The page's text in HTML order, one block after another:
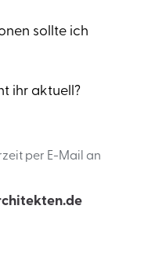
sollte ich
ihr aktuell?
per E-Mail an